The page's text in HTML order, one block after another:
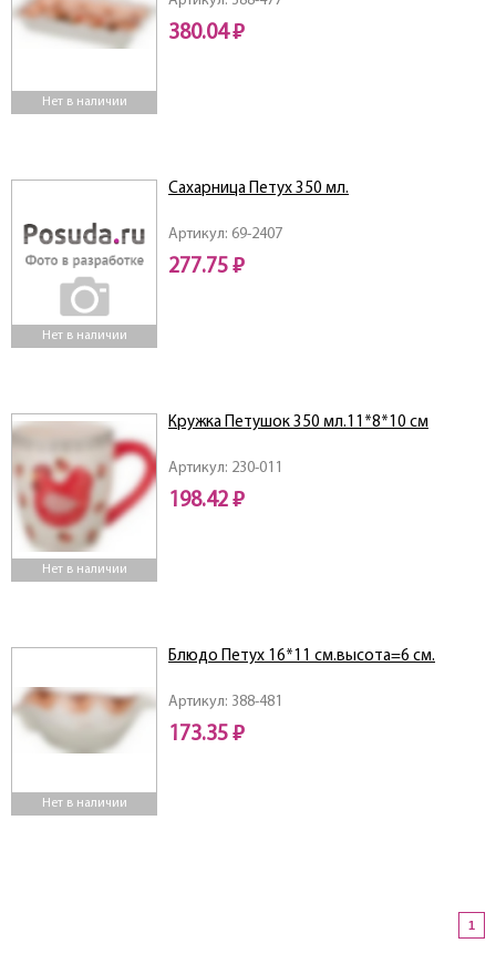
Нет в наличии
380.04 ₽
Нет в наличии
Артикул: 69-2407
Сахарница Петух 350 мл.
277.75 ₽
Нет в наличии
Артикул: 230-011
Кружка Петушок 350 мл.11*8*10 см
198.42 ₽
Нет в наличии
Артикул: 388-481
Блюдо Петух 16*11 см.высота=6 см.
173.35 ₽
1